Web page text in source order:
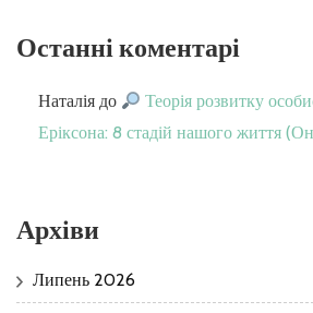
Останні коментарі
Наталія до
Теорія розвитку
Еріксона: 8 стадій нашого життя
Архіви
Липень 2026